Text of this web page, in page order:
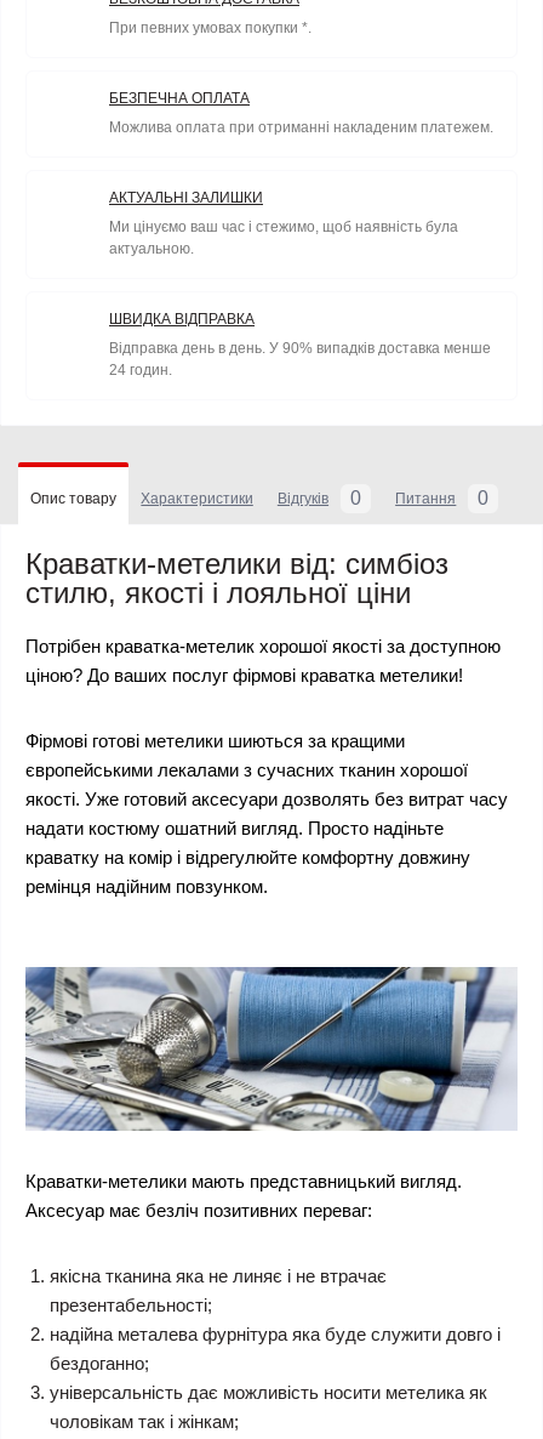
При певних умовах покупки *.
БЕЗПЕЧНА ОПЛАТА
Можлива оплата при отриманні накладеним платежем.
АКТУАЛЬНІ ЗАЛИШКИ
Ми цінуємо ваш час і стежимо, щоб наявність була
актуальною.
ШВИДКА ВІДПРАВКА
Відправка день в день. У 90% випадків доставка менше
24 годин.
Опис товару Характеристики Відгуків 0 Питання 0
Краватки-метелики від: симбіоз
стилю, якості і лояльної ціни
Потрібен краватка-метелик хорошої якості за доступною
ціною? До ваших послуг фірмові краватка метелики!
Фірмові готові метелики шиються за кращими
європейськими лекалами з сучасних тканин хорошої
якості. Уже готовий аксесуари дозволять без витрат часу
надати костюму ошатний вигляд. Просто надіньте
краватку на комір і відрегулюйте комфортну довжину
ремінця надійним повзунком.
Краватки-метелики мають представницький вигляд.
Аксесуар має безліч позитивних переваг:
якісна тканина яка не линяє і не втрачає
презентабельності;
надійна металева фурнітура яка буде служити довго і
бездоганно;
універсальність дає можливість носити метелика як
чоловікам так і жінкам;